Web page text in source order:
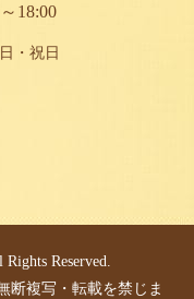
18:00
・祝日
Reserved.
断複写・転載を禁じま